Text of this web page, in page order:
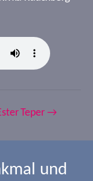
Teper →
und